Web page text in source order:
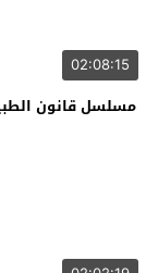
02:08:15
مسلسل قانون